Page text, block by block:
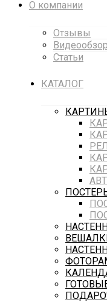
О компании
Отзывы
Статьи
КАТАЛОГ